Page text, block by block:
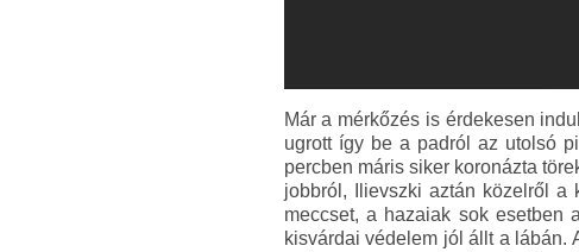
Már a mérkőzés is érdekesen
ugrott így be a padról az utolsó
percben máris siker koronázta
jobbról, Ilievszki aztán közelről a
meccset, a hazaiak sok esetben
kisvárdai védelem jól állt a lábán.